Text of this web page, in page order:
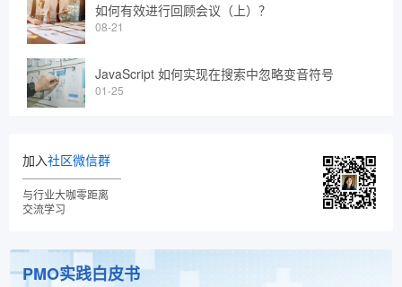
如何有效进行回顾会议（上）？
08-21
JavaScript 如何实现在搜索中忽略变音符号
01-25
加入社区微信群
与行业大咖零距离
交流学习
PMO实践白皮书